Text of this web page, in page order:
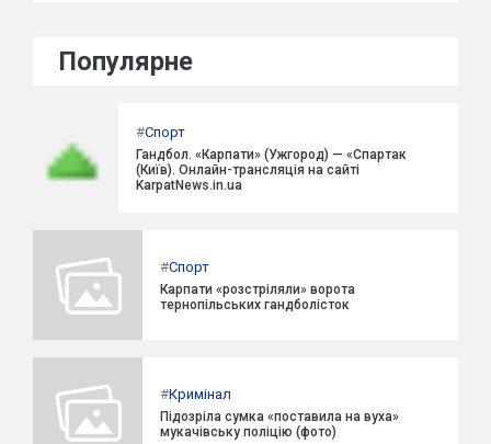
Популярне
#Спорт
Гандбол. «Карпати» (Ужгород) — «Спартак
(Київ). Онлайн-трансляція на сайті
KarpatNews.in.ua
#Спорт
Карпати «розстріляли» ворота
тернопільських гандболісток
#Кримінал
Підозріла сумка «поставила на вуха»
мукачівську поліцію (фото)